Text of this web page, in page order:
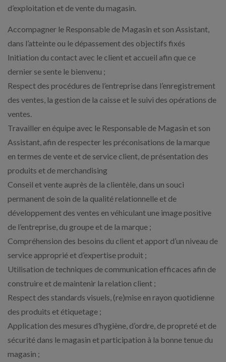
d’exploitation et de vente du magasin.
Accompagner le Responsable de Magasin et son Assistant,
dans l’atteinte ou le dépassement des objectifs fixés
Initiation du contact avec le client et accueil afin que ce
dernier se sente le bienvenu ;
Respect des procédures de l’entreprise dans l’enregistrement
des ventes, la gestion de la caisse et le suivi des opérations de
ventes.
Travailler en équipe avec le Responsable de Magasin et son
Assistant, afin de respecter les préconisations de la marque
en termes de vente et de service client, de présentation des
produits et de merchandising
Conseil et vente auprès de la clientèle, dans un souci
permanent de soin de la qualité relationnelle et de
développement des ventes en véhiculant une image positive
de l’entreprise, du groupe et de la marque ;
Compréhension des besoins du client et apport d’un niveau de
service approprié et d’expertise produit ;
Utilisation de techniques de communication efficaces afin de
construire et de maintenir la relation client ;
Respect des standards visuels, (re)mise en rayon quotidienne
des produits et étiquetage ;
Application des mesures d’hygiène, d’ordre, de propreté et de
sécurité dans le magasin et participation à la bonne tenue du
magasin ;